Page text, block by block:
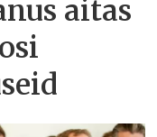
aitas